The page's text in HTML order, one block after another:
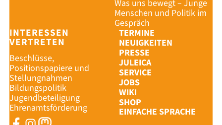
Was uns bewegt – Junge
Menschen und Politik im
Gespräch
INTERESSEN
VERTRETEN
Beschlüsse,
Positionspapiere und
Stellungnahmen
Bildungspolitik
Jugendbeteiligung
Ehrenamtsförderung
TERMINE
NEUIGKEITEN
PRESSE
JULEICA
SERVICE
JOBS
WIKI
SHOP
EINFACHE SPRACHE